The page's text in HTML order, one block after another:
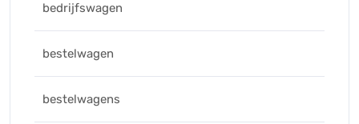
bedrijfswagen
bestelwagen
bestelwagens